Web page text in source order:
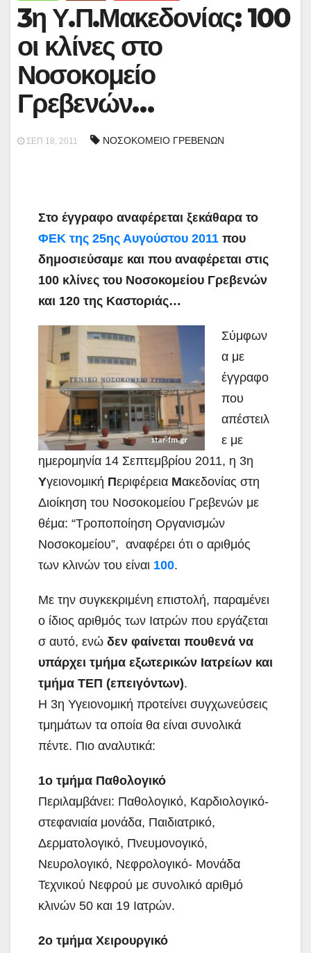
3η Υ.Π.Μακεδονίας: 100
οι κλίνες στο
Νοσοκομείο
Γρεβενών…
ΣΕΠ 18, 2011 ΝΟΣΟΚΟΜΕΙΟ ΓΡΕΒΕΝΩΝ
Στο έγγραφο αναφέρεται ξεκάθαρα το
ΦΕΚ της 25ης Αυγούστου 2011 που
δημοσιεύσαμε και που αναφέρεται στις
100 κλίνες του Νοσοκομείου Γρεβενών
και 120 της Καστοριάς…
Σύμφων
α με
έγγραφο
που
απέστειλ
ε με
ημερομηνία 14 Σεπτεμβρίου 2011, η 3η
Υγειονομική Περιφέρεια Μακεδονίας στη
Διοίκηση του Νοσοκομείου Γρεβενών με
θέμα: “Τροποποίηση Οργανισμών
Νοσοκομείου”, αναφέρει ότι ο αριθμός
των κλινών του είναι 100.
Με την συγκεκριμένη επιστολή, παραμένει
ο ίδιος αριθμός των Ιατρών που εργάζεται
σ αυτό, ενώ δεν φαίνεται πουθενά να
υπάρχει τμήμα εξωτερικών Ιατρείων και
τμήμα ΤΕΠ (επειγόντων).
Η 3η Υγειονομική προτείνει συγχωνεύσεις
τμημάτων τα οποία θα είναι συνολικά
πέντε. Πιο αναλυτικά:
1ο τμήμα Παθολογικό
Περιλαμβάνει: Παθολογικό, Καρδιολογικό-
στεφανιαία μονάδα, Παιδιατρικό,
Δερματολογικό, Πνευμονογικό,
Νευρολογικό, Νεφρολογικό- Μονάδα
Τεχνικού Νεφρού με συνολικό αριθμό
κλινών 50 και 19 Ιατρών.
2ο τμήμα Χειρουργικό